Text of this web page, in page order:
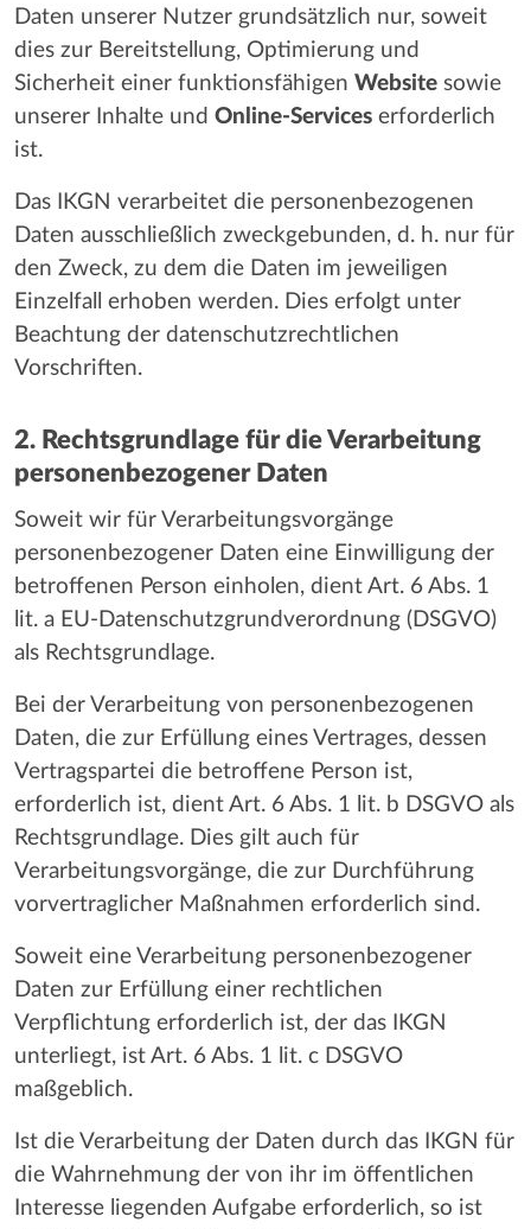
Daten unserer Nutzer grundsätzlich nur, soweit
dies zur Bereitstellung, Optimierung und
Sicherheit einer funktionsfähigen Website sowie
unserer Inhalte und Online-Services erforderlich
ist.
Das IKGN verarbeitet die personenbezogenen
Daten ausschließlich zweckgebunden, d. h. nur für
den Zweck, zu dem die Daten im jeweiligen
Einzelfall erhoben werden. Dies erfolgt unter
Beachtung der datenschutzrechtlichen
Vorschriften.
2. Rechtsgrundlage für die Verarbeitung
personenbezogener Daten
Soweit wir für Verarbeitungsvorgänge
personenbezogener Daten eine Einwilligung der
betroffenen Person einholen, dient Art. 6 Abs. 1
lit. a EU-Datenschutzgrundverordnung (DSGVO)
als Rechtsgrundlage.
Bei der Verarbeitung von personenbezogenen
Daten, die zur Erfüllung eines Vertrages, dessen
Vertragspartei die betroffene Person ist,
erforderlich ist, dient Art. 6 Abs. 1 lit. b DSGVO als
Rechtsgrundlage. Dies gilt auch für
Verarbeitungsvorgänge, die zur Durchführung
vorvertraglicher Maßnahmen erforderlich sind.
Soweit eine Verarbeitung personenbezogener
Daten zur Erfüllung einer rechtlichen
Verpflichtung erforderlich ist, der das IKGN
unterliegt, ist Art. 6 Abs. 1 lit. c DSGVO
maßgeblich.
Ist die Verarbeitung der Daten durch das IKGN für
die Wahrnehmung der von ihr im öffentlichen
Interesse liegenden Aufgabe erforderlich, so ist